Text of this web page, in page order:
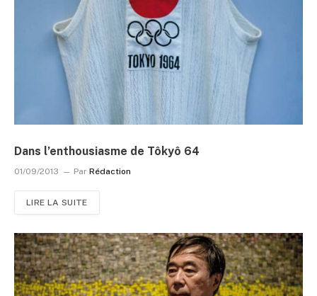
Dans l’enthousiasme de Tôkyô 64
01/09/2013 Par Rédaction
LIRE LA SUITE